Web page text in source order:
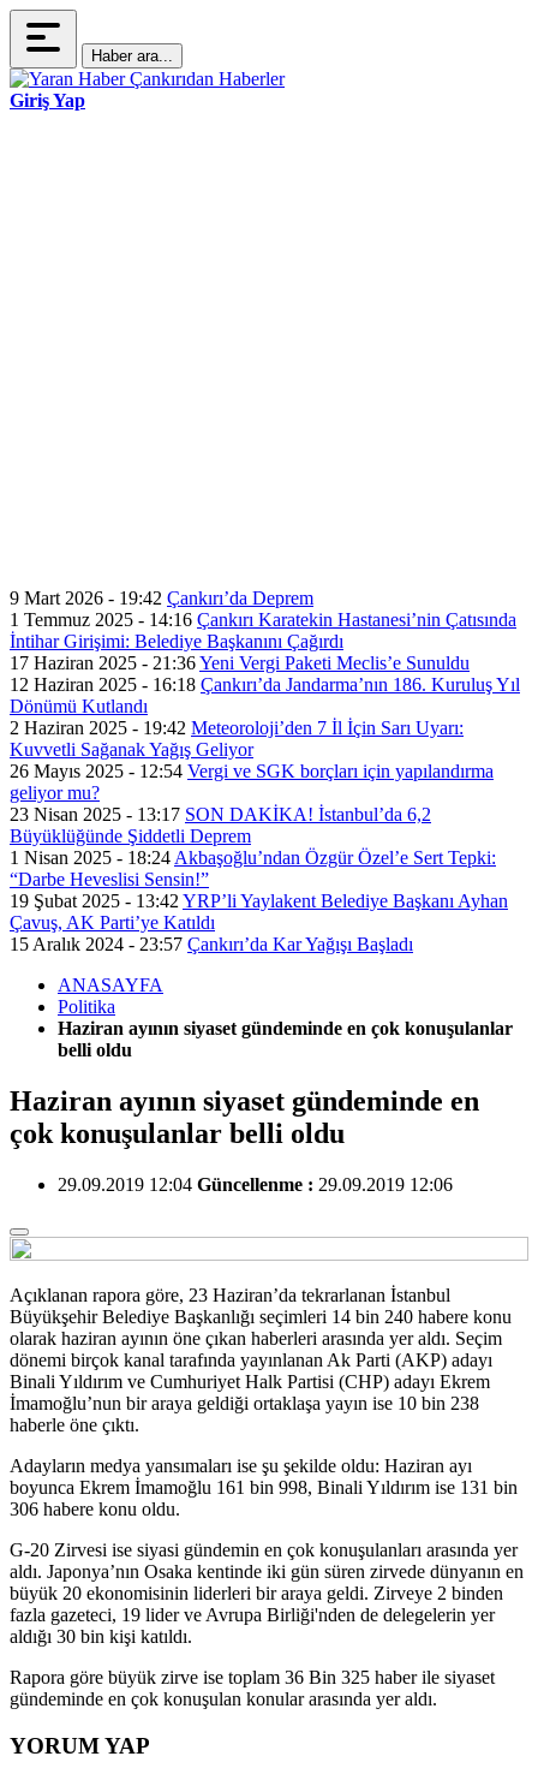
Haber ara...
Giriş Yap
9 Mart 2026 - 19:42 Çankırı’da Deprem
1 Temmuz 2025 - 14:16 Çankırı Karatekin Hastanesi’nin Çatısında
İntihar Girişimi: Belediye Başkanını Çağırdı
17 Haziran 2025 - 21:36Yeni Vergi Paketi Meclis’e Sunuldu
12 Haziran 2025 - 16:18 Çankırı’da Jandarma’nın 186. Kuruluş Yıl
Dönümü Kutlandı
2 Haziran 2025 - 19:42 Meteoroloji’den 7 İl İçin Sarı Uyarı:
Kuvvetli Sağanak Yağış Geliyor
26 Mayıs 2025 - 12:54 Vergi ve SGK borçları için yapılandırma
geliyor mu?
23 Nisan 2025 - 13:17 SON DAKİKA! İstanbul’da 6,2
Büyüklüğünde Şiddetli Deprem
1 Nisan 2025 - 18:24 Akbaşoğlu’ndan Özgür Özel’e Sert Tepki:
“Darbe Heveslisi Sensin!”
19 Şubat 2025 - 13:42 YRP’li Yaylakent Belediye Başkanı Ayhan
Çavuş, AK Parti’ye Katıldı
15 Aralık 2024 - 23:57 Çankırı’da Kar Yağışı Başladı
ANASAYFA
Politika
Haziran ayının siyaset gündeminde en çok konuşulanlar
belli oldu
Haziran ayının siyaset gündeminde en
çok konuşulanlar belli oldu
29.09.2019 12:04 Güncellenme : 29.09.2019 12:06
Açıklanan rapora göre, 23 Haziran’da tekrarlanan İstanbul
Büyükşehir Belediye Başkanlığı seçimleri 14 bin 240 habere konu
olarak haziran ayının öne çıkan haberleri arasında yer aldı. Seçim
dönemi birçok kanal tarafında yayınlanan Ak Parti (AKP) adayı
Binali Yıldırım ve Cumhuriyet Halk Partisi (CHP) adayı Ekrem
İmamoğlu’nun bir araya geldiği ortaklaşa yayın ise 10 bin 238
haberle öne çıktı.
Adayların medya yansımaları ise şu şekilde oldu: Haziran ayı
boyunca Ekrem İmamoğlu 161 bin 998, Binali Yıldırım ise 131 bin
306 habere konu oldu.
G-20 Zirvesi ise siyasi gündemin en çok konuşulanları arasında yer
aldı. Japonya’nın Osaka kentinde iki gün süren zirvede dünyanın en
büyük 20 ekonomisinin liderleri bir araya geldi. Zirveye 2 binden
fazla gazeteci, 19 lider ve Avrupa Birliği'nden de delegelerin yer
aldığı 30 bin kişi katıldı.
Rapora göre büyük zirve ise toplam 36 Bin 325 haber ile siyaset
gündeminde en çok konuşulan konular arasında yer aldı.
YORUM YAP